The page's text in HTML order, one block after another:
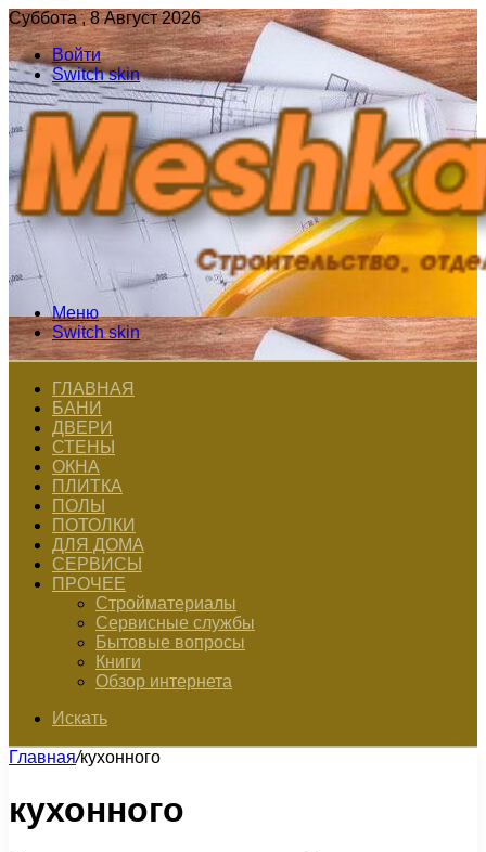
Суббота , 8 Август 2026
Войти
Switch skin
Меню
Switch skin
ГЛАВНАЯ
БАНИ
ДВЕРИ
СТЕНЫ
ОКНА
ПЛИТКА
ПОЛЫ
ПОТОЛКИ
ДЛЯ ДОМА
СЕРВИСЫ
ПРОЧЕЕ
Стройматериалы
Сервисные службы
Бытовые вопросы
Книги
Обзор интернета
Искать
Главная/кухонного
кухонного